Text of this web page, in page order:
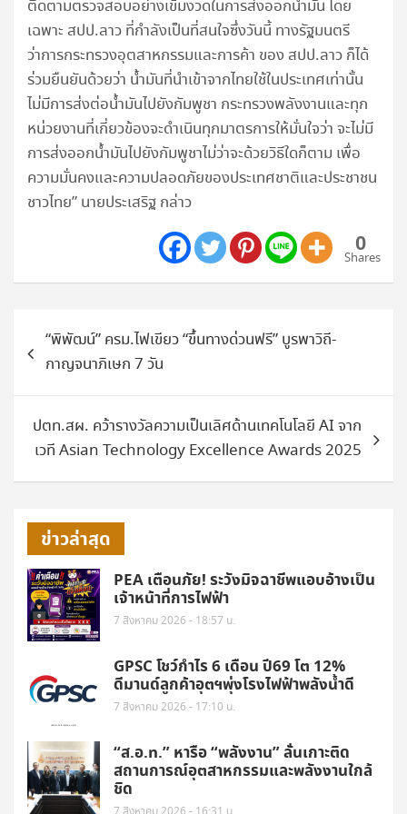
ติดตามตรวจสอบอย่างเข้มงวดในการส่งออกน้ำมัน โดย
เฉพาะ สปป.ลาว ที่กำลังเป็นที่สนใจซึ่งวันนี้ ทางรัฐมนตรี
ว่าการกระทรวงอุตสาหกรรมและการค้า ของ สปป.ลาว ก็ได้
ร่วมยืนยันด้วยว่า น้ำมันที่นำเข้าจากไทยใช้ในประเทศเท่านั้น
ไม่มีการส่งต่อน้ำมันไปยังกัมพูชา กระทรวงพลังงานและทุก
หน่วยงานที่เกี่ยวข้องจะดำเนินทุกมาตรการให้มั่นใจว่า จะไม่มี
การส่งออกน้ำมันไปยังกัมพูชาไม่ว่าจะด้วยวิธีใดก็ตาม เพื่อ
ความมั่นคงและความปลอดภัยของประเทศชาติและประชาชน
ชาวไทย” นายประเสริฐ กล่าว
0
Shares
แนะแนว
เรื่อง“พิพัฒน์” ครม.ไฟเขียว “ขึ้นทางด่วนฟรี” บูรพาวิถี-
กาญจนาภิเษก 7 วัน
ปตท.สผ. คว้ารางวัลความเป็นเลิศด้านเทคโนโลยี AI จาก
เวที Asian Technology Excellence Awards 2025
ข่าวล่าสุด
PEA เตือนภัย! ระวังมิจฉาชีพแอบอ้างเป็น
เจ้าหน้าที่การไฟฟ้า
7 สิงหาคม 2026 - 18:57 น.
GPSC โชว์กำไร 6 เดือน ปี69 โต 12%
ดีมานด์ลูกค้าอุตฯพุ่งโรงไฟฟ้าพลังน้ำดี
7 สิงหาคม 2026 - 17:10 น.
“ส.อ.ท.” หารือ “พลังงาน” ลั่นเกาะติด
สถานการณ์อุตสาหกรรมและพลังงานใกล้
ชิด